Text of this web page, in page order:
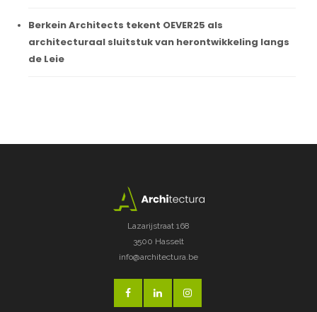
Berkein Architects tekent OEVER25 als
architecturaal sluitstuk van herontwikkeling langs
de Leie
Lazarijstraat 168
3500 Hasselt
info@architectura.be